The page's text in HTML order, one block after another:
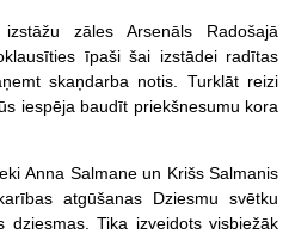
zāles Arsenāls Radošajā
īpaši šai izstādei radītas
skaņdarba notis. Turklāt reizi
iespēja baudīt priekšnesumu kora
Anna Salmane un Krišs Salmanis
atgūšanas Dziesmu svētku
dziesmas. Tika izveidots visbiežāk